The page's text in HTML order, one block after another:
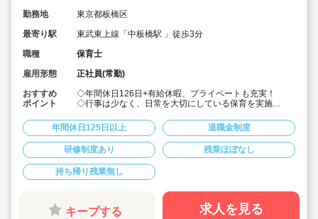
勤務地
東京都板橋区
最寄り駅
東武東上線「中板橋駅 」徒歩3分
職種
保育士
雇用形態
正社員(常勤)
おすすめ
ポイント
◇年間休日126日+有給休暇、プライベートも充実！
◇行事は少なく、日常を大切にしている保育を実施
にしています。
◇産休・育休からの復帰（男性の育休実績あり）、時短
勤務実績多数で働きやすい職場です
◇ヘアカラーは自由。髪色の制限なし。
◇20代で経験少ない方もノビノビ働きやすい環境
◇書き物のICT化も進めており持ち帰り業務/残業ほぼな
し。
◇残業した場合の代は1分単位で支給されます
◇子どもが自分の意志や感情を尊重され、自分で選択し
ていくことをあたたかく見守り、子どもが主体の保育を
年間休日125日以上 退職金制度
研修制度あり 残業ほぼなし
持ち帰り残業無し
キープする 求人を見る